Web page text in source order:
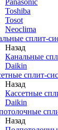
Panasonic
Toshiba
Tosot
Neoclima
сплит-
Назад
Канальные
Daikin
сплит-
Назад
Кассетные
Daikin
Назад